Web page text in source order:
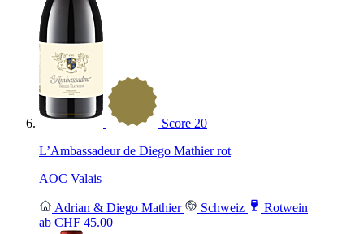
Score 20
L’Ambassadeur de Diego Mathier rot
AOC Valais
Adrian & Diego Mathier Schweiz
Rotwein
ab CHF 45.00